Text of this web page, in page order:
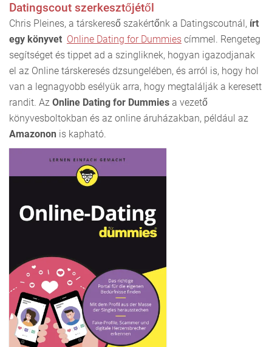
Datingscout szerkesztőjétől
Chris Pleines, a társkereső szakértőnk a Datingscoutnál, írt
egy könyvet Online Dating for Dummies címmel. Rengeteg
segítséget és tippet ad a szingliknek, hogyan igazodjanak
el az Online társkeresés dzsungelében, és arról is, hogy hol
van a legnagyobb esélyük arra, hogy megtalálják a keresett
randit. Az Online Dating for Dummies a vezető
könyvesboltokban és az online áruházakban, például az
Amazonon is kapható.